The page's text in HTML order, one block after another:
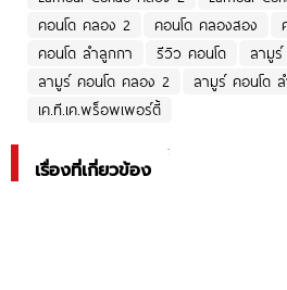
คอนโด คลอง 2
คอนโด คลองสอง
คอนโด ลำลูกกา
รีวิว คอนโด
ลามู
ลามูร์ คอนโด คลอง 2
ลามูร์ คอนโด
เค.ที.เค.พร็อพเพอร์ตี้
เรื่องที่เกี่ยวข้อง